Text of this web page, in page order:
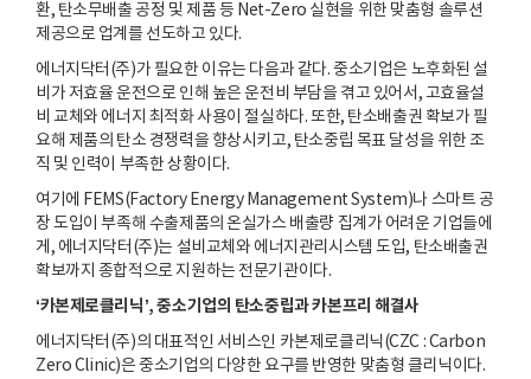
환, 탄소무배출 공정 및 제품 등 Net-Zero 실현을 위한 맞춤형 솔루션
제공으로 업계를 선도하고 있다.
에너지닥터(주)가 필요한 이유는 다음과 같다. 중소기업은 노후화된 설
비가 저효율 운전으로 인해 높은 운전비 부담을 겪고 있어서, 고효율설
비 교체와 에너지 최적화 사용이 절실하다. 또한, 탄소배출권 확보가 필
요해 제품의 탄소 경쟁력을 향상시키고, 탄소중립 목표 달성을 위한 조
직 및 인력이 부족한 상황이다.
여기에 FEMS(Factory Energy Management System)나 스마트 공
장 도입이 부족해 수출제품의 온실가스 배출량 집계가 어려운 기업들에
게, 에너지닥터(주)는 설비교체와 에너지관리시스템 도입, 탄소배출권
확보까지 종합적으로 지원하는 전문기관이다.
‘카본제로클리닉’, 중소기업의 탄소중립과 카본프리 해결사
에너지닥터(주)의 대표적인 서비스인 카본제로클리닉(CZC : Carbon
Zero Clinic)은 중소기업의 다양한 요구를 반영한 맞춤형 클리닉이다.